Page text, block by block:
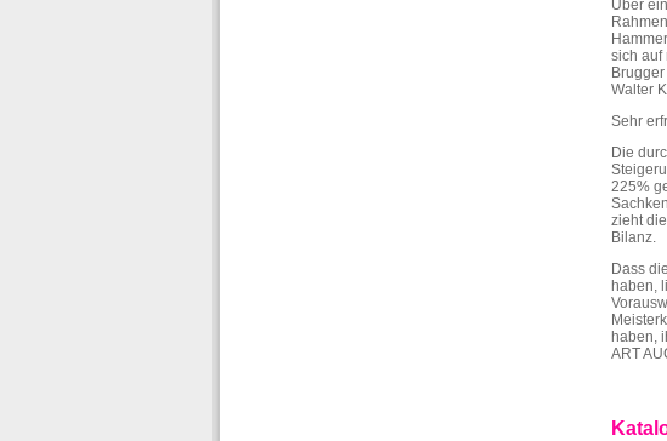
Über
sich auf
Walter
Sehr
Die
225%
zieht
Bilanz.
Dass
haben,
haben,
ART